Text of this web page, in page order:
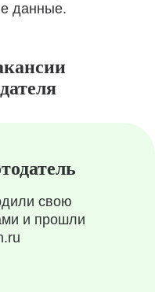
данные.
свою
и прошли